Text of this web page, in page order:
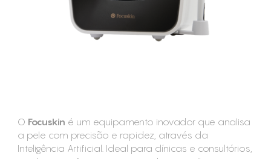
O Focuskin é um equipamento inovador que analisa
a pele com precisão e rapidez, através da
Inteligência Artificial. Ideal para clínicas e consultórios,